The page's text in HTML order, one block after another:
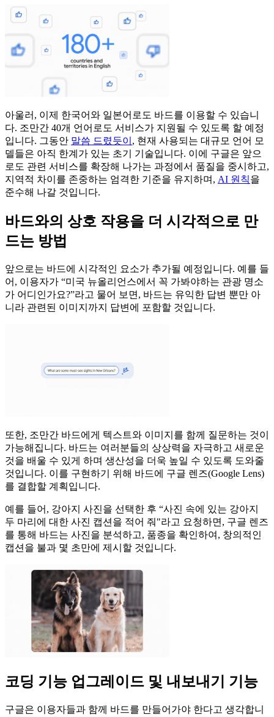
아울러, 이제 한국어와 일본어로도 바드를 이용할 수 있습니
다. 조만간 40개 언어로도 서비스가 지원될 수 있도록 할 예정
입니다. 그동안 말씀 드렸듯이 , 현재 사용되는 대규모 언어 모
델들은 아직 한계가 있는 초기 기술입니다. 이에 구글은 앞으
로도 관련 서비스를 확장해 나가는 과정에서 품질을 중시하고,
지역적 차이를 존중하는 엄격한 기준을 유지하며, AI 원칙을
준수해 나갈 것입니다.
바드와의 상호 작용을 더 시각적으로 만
드는 방법
앞으로는 바드에 시각적인 요소가 추가될 예정입니다. 예를 들
어, 이용자가 “미국 뉴올리언스에서 꼭 가봐야하는 관광 명소
가 어디인가요?”라고 물어 보면, 바드는 유익한 답변 뿐만 아
니라 관련된 이미지까지 답변에 포함할 것입니다.
또한, 조만간 바드에게 텍스트와 이미지를 함께 질문하는 것이
가능해집니다. 바드는 여러분들의 상상력을 자극하고 새로운
것을 배울 수 있게 하며 생산성을 더욱 높일 수 있도록 도와줄
것입니다. 이를 구현하기 위해 바드에 구글 렌즈(Google Lens)
를 결합할 계획입니다.
예를 들어, 강아지 사진을 선택한 후 “사진 속에 있는 강아지
두 마리에 대한 사진 캡션을 적어 줘"라고 요청하면, 구글 렌즈
를 통해 바드는 사진을 분석하고, 품종을 확인하여, 창의적인
캡션을 불과 몇 초만에 제시할 것입니다.
코딩 기능 업그레이드 및 내보내기 기능
구글은 이용자들과 함께 바드를 만들어가야 한다고 생각합니